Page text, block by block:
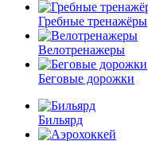
Гребные тренажёры
Велотренажеры
Беговые дорожки
Бильярд